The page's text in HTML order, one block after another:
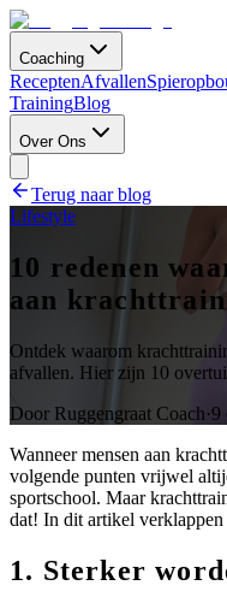
Coaching
ReceptenAfvallen
TrainingBlog
Over Ons
Terug naar blog
Lifestyle
10 redenen
aan
Ontdek waarom
afvallen. Hier zijn 10
Door Ruggengraat Coach·9
Wanneer mensen aan
volgende punten vrijwel
sportschool. Maar
dat! In dit artikel
1. Sterker